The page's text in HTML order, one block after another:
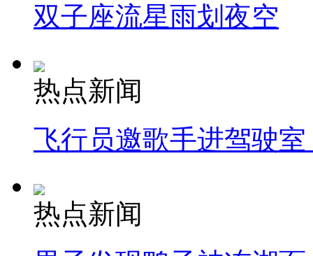
双子座流星雨划夜空
热点新闻
飞行员邀歌手进驾驶
热点新闻